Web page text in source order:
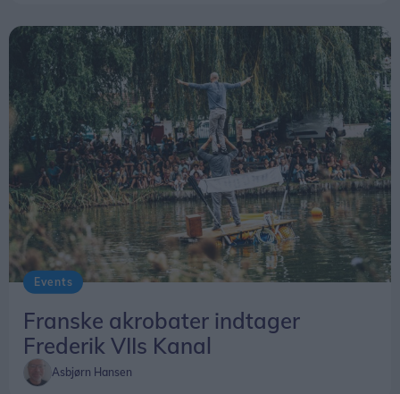
Events
Franske akrobater indtager
Frederik VIIs Kanal
Asbjørn Hansen